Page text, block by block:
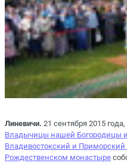
Линевичи. 21 сентября 2015
Владычицы нашей Богородицы
Владивостокский и
Рождественском монастыре